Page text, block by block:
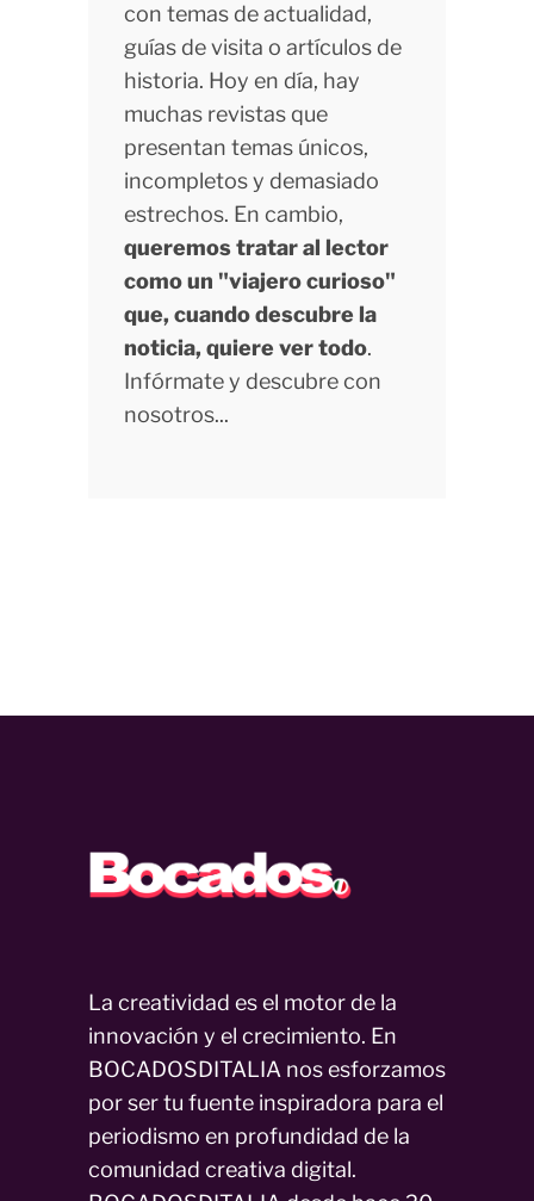
con temas de actualidad,
guías de visita o artículos de
historia. Hoy en día, hay
muchas revistas que
presentan temas únicos,
incompletos y demasiado
estrechos. En cambio,
queremos tratar al lector
como un "viajero curioso"
que, cuando descubre la
noticia, quiere ver todo.
Infórmate y descubre con
nosotros...
La creatividad es el motor de la
innovación y el crecimiento. En
BOCADOSDITALIA nos esforzamos
por ser tu fuente inspiradora para el
periodismo en profundidad de la
comunidad creativa digital.